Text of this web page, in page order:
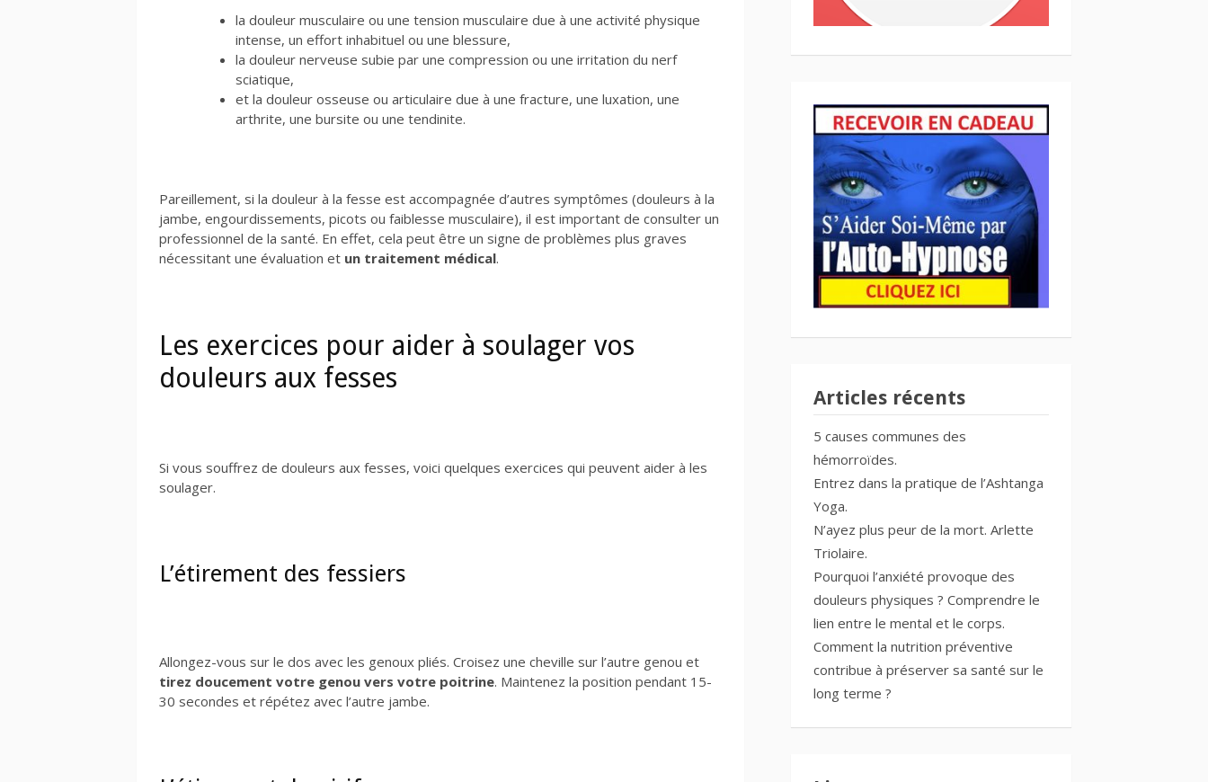
la douleur musculaire ou une tension musculaire due à une activité physique
intense, un effort inhabituel ou une blessure,
la douleur nerveuse subie par une compression ou une irritation du nerf
sciatique,
et la douleur osseuse ou articulaire due à une fracture, une luxation, une
arthrite, une bursite ou une tendinite.
Pareillement, si la douleur à la fesse est accompagnée d’autres symptômes (douleurs à la
jambe, engourdissements, picots ou faiblesse musculaire), il est important de consulter un
professionnel de la santé. En effet, cela peut être un signe de problèmes plus graves
nécessitant une évaluation et un traitement médical.
Les exercices pour aider à soulager vos
douleurs aux fesses
Si vous souffrez de douleurs aux fesses, voici quelques exercices qui peuvent aider à les
soulager.
L’étirement des fessiers
Allongez-vous sur le dos avec les genoux pliés. Croisez une cheville sur l’autre genou et
tirez doucement votre genou vers votre poitrine. Maintenez la position pendant 15-
30 secondes et répétez avec l’autre jambe.
Articles récents
5 causes communes des
hémorroïdes.
Entrez dans la pratique de l’Ashtanga
Yoga.
N’ayez plus peur de la mort. Arlette
Triolaire.
Pourquoi l’anxiété provoque des
douleurs physiques ? Comprendre le
lien entre le mental et le corps.
Comment la nutrition préventive
contribue à préserver sa santé sur le
long terme ?